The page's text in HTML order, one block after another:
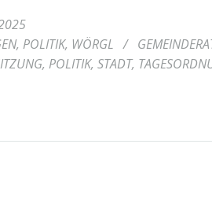
, POLITIK, WÖRGL /
, POLITIK, STADT,